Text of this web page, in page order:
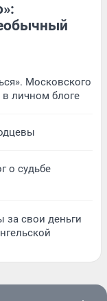
Московского
в личном блоге
о судьбе
за свои деньги